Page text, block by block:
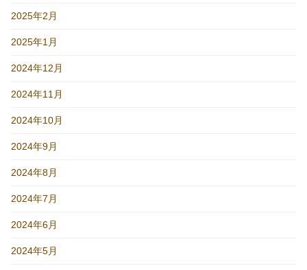
2025年2月
2025年1月
2024年12月
2024年11月
2024年10月
2024年9月
2024年8月
2024年7月
2024年6月
2024年5月